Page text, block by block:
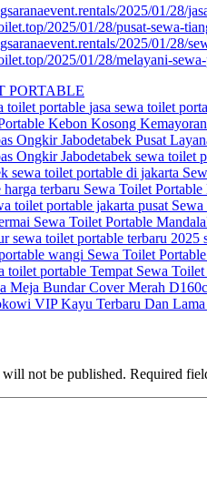
2025/01/28/
2025/01/28/pusat-sewa-
2025/01/28/
2025/01/28/melayani-
PORTABLE
toilet portable jasa sewa toilet
Kebon Kosong
Ongkir Jabodetabek Pusat
Ongkir Jabodetabek sewa toilet
sewa toilet portable di jakarta
terbaru Sewa Toilet
toilet portable jakarta pusat
Sewa Toilet Portable
sewa toilet portable terbaru 2025
wangi Sewa Toilet
toilet portable Tempat Sewa
Meja Bundar Cover Merah
VIP Kayu Terbaru Dan Lama
will not be published. Required